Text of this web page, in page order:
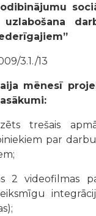
uzlabošana
3.1./13
mēnesī
trešais
par
videofilmas